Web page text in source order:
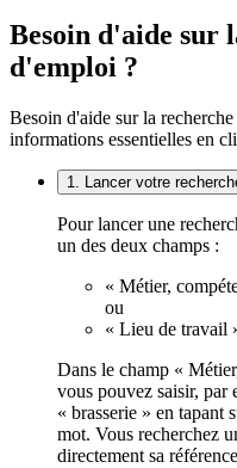
Besoin d'aide sur
d'emploi ?
Besoin d'aide sur la
informations essentielles en
1. Lancer votre
Pour lancer une
un des deux champs :
« Métier,
ou
« Lieu de travail
Dans le champ «
vous pouvez saisir, par
« brasserie » en tapant
mot. Vous recherchez
directement sa